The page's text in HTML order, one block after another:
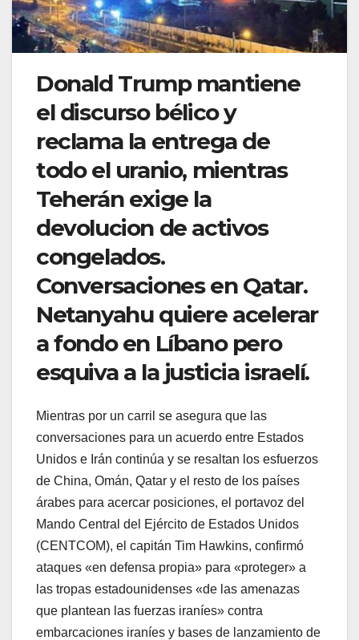
Donald Trump mantiene
el discurso bélico y
reclama la entrega de
todo el uranio, mientras
Teherán exige la
devolucion de activos
congelados.
Conversaciones en Qatar.
Netanyahu quiere acelerar
a fondo en Líbano pero
esquiva a la justicia israelí.
Mientras por un carril se asegura que las
conversaciones para un acuerdo entre Estados
Unidos e Irán continúa y se resaltan los esfuerzos
de China, Omán, Qatar y el resto de los países
árabes para acercar posiciones, el portavoz del
Mando Central del Ejército de Estados Unidos
(CENTCOM), el capitán Tim Hawkins, confirmó
ataques «en defensa propia» para «proteger» a
las tropas estadounidenses «de las amenazas
que plantean las fuerzas iraníes» contra
embarcaciones iraníes y bases de lanzamiento de